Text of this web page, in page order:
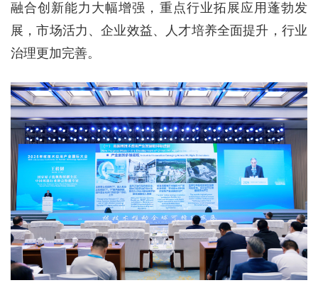
融合创新能力大幅增强，重点行业拓展应用蓬勃发
展，市场活力、企业效益、人才培养全面提升，行业
治理更加完善。